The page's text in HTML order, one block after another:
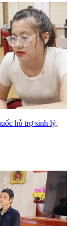
hỗ trợ sinh lý,